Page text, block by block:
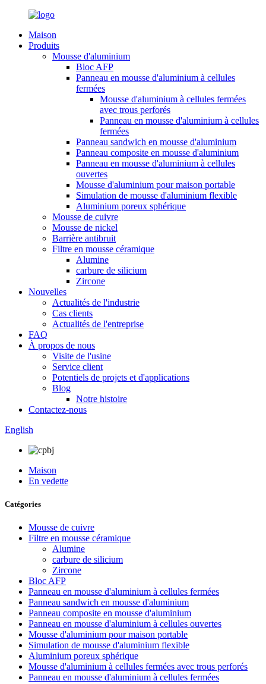
Maison
Produits
Mousse d'aluminium
Bloc AFP
Panneau en mousse d'aluminium à cellules
fermées
Mousse d'aluminium à cellules fermées
avec trous perforés
Panneau en mousse d'aluminium à cellules
fermées
Panneau sandwich en mousse d'aluminium
Panneau composite en mousse d'aluminium
Panneau en mousse d'aluminium à cellules
ouvertes
Mousse d'aluminium pour maison portable
Simulation de mousse d'aluminium flexible
Aluminium poreux sphérique
Mousse de cuivre
Mousse de nickel
Barrière antibruit
Filtre en mousse céramique
Alumine
carbure de silicium
Zircone
Nouvelles
Actualités de l'industrie
Cas clients
Actualités de l'entreprise
FAQ
À propos de nous
Visite de l'usine
Service client
Potentiels de projets et d'applications
Blog
Notre histoire
Contactez-nous
English
Maison
En vedette
Catégories
Mousse de cuivre
Filtre en mousse céramique
Alumine
carbure de silicium
Zircone
Bloc AFP
Panneau en mousse d'aluminium à cellules fermées
Panneau sandwich en mousse d'aluminium
Panneau composite en mousse d'aluminium
Panneau en mousse d'aluminium à cellules ouvertes
Mousse d'aluminium pour maison portable
Simulation de mousse d'aluminium flexible
Aluminium poreux sphérique
Mousse d'aluminium à cellules fermées avec trous perforés
Panneau en mousse d'aluminium à cellules fermées